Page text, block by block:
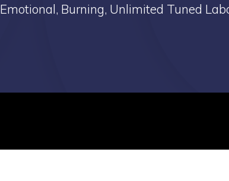
Emotional, Burning, Unlimited Tuned